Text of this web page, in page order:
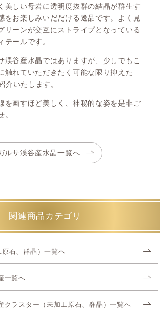
美しい母岩に透明度抜群の結晶が群生す
をお楽しみいだだける逸品です。よく見
リーンが交互にストライプとなっている
テールです。
渓谷産水晶ではありますが、少しでもこ
触れていただきたく可能な限り抑えた
介いたします。
を画すほど美しく、神秘的な姿を是非ご
ルサ渓谷産水晶一覧へ
関連商品カテゴリ
石、群晶）一覧へ
一覧へ
クラスター（未加工原石、群晶）一覧へ